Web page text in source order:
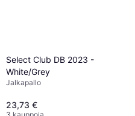
Select Club DB 2023 -
White/Grey
Jalkapallo
23,73 €